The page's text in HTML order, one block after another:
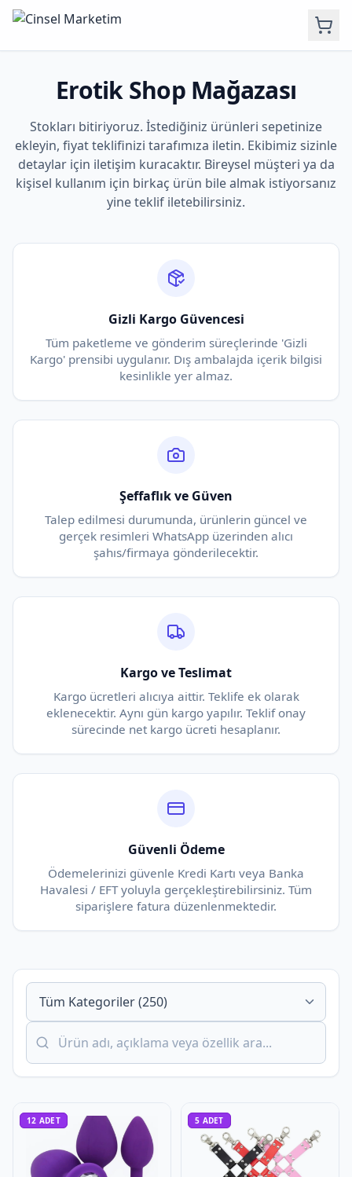
Erotik Shop Mağazası
Stokları bitiriyoruz. İstediğiniz ürünleri sepetinize
ekleyin, fiyat teklifinizi tarafımıza iletin. Ekibimiz sizinle
detaylar için iletişim kuracaktır. Bireysel müşteri ya da
kişisel kullanım için birkaç ürün bile almak istiyorsanız
yine teklif iletebilirsiniz.
Gizli Kargo Güvencesi
Tüm paketleme ve gönderim süreçlerinde 'Gizli
Kargo' prensibi uygulanır. Dış ambalajda içerik bilgisi
kesinlikle yer almaz.
Şeffaflık ve Güven
Talep edilmesi durumunda, ürünlerin güncel ve
gerçek resimleri WhatsApp üzerinden alıcı
şahıs/firmaya gönderilecektir.
Kargo ve Teslimat
Kargo ücretleri alıcıya aittir. Teklife ek olarak
eklenecektir. Aynı gün kargo yapılır. Teklif onay
sürecinde net kargo ücreti hesaplanır.
Güvenli Ödeme
Ödemelerinizi güvenle Kredi Kartı veya Banka
Havalesi / EFT yoluyla gerçekleştirebilirsiniz. Tüm
siparişlere fatura düzenlenmektedir.
12 ADET 5 ADET